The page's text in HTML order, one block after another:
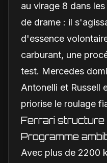
au virage 8 dans
de drame : il
d'essence
carburant, une
test. Mercedes
Antonelli et Russell
priorise le roulage
Ferrari structure
Programme
Avec plus de 2200